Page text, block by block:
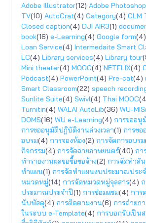
Adobe Illustrator(12) Adobe Photoshop
TV(10) AutoCrat(4) Category(4) CLM
Closed caption(4) DJI AIR3(1)
book(16) e-Learning(4) Google form(4)
Loan Service(4) Intermedaite Smart
LC(4) Library services(4) Library tour
Mini theater(4) MOOC(4) NETFLIX(4)
Podcast(4) PowerPoint(4) Pre-cat(4)
Smart Classroom(22) speech
Sunlite Suite(4) Swivl(4) Thai MOOC
Turnitin(4) WALAI AutoLib(36) WU-
DOMS(16) WU e-Learning(4) การขออนุ
การขออนุมัติปฏิบัติงานล่วงเวลา(1) การขอ
อบรม(4) การจองห้อง(2) การจัดการอบรม
กิจกรรม(4) การจัดฉายภาพยนตร์(40) กา
ทำรายงานผลขอซื้อขอจ้าง(2) การจัดทำสั
ทำแผน(1) การจัดทำแผนงบประมาณประ
หมวดหมู่(14) การจัดหมวดหมู่จุลสาร(4)
ประมาณประจำปี(1) การซ่อมแซม(4) การ
นับพัสดุ(4) การติดตามงาน(6) การถ่ายภ
ในระบบ e-Template(4) การบอกรับเป็น